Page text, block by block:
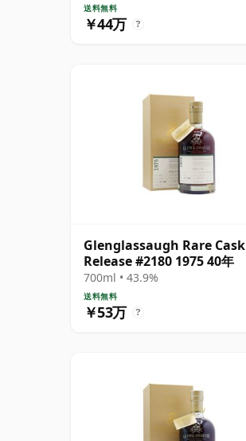
送料無料
￥44万 ?
Glenglassaugh Rare Cask
Release #2180 1975 40年
700ml • 43.9%
送料無料
￥53万 ?